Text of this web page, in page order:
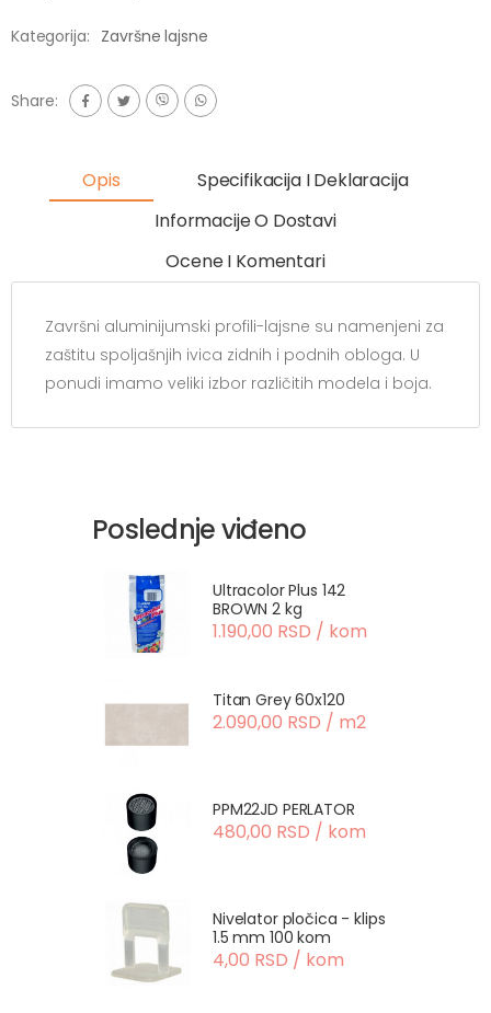
Kategorija: Završne lajsne
Share:
Opis
Specifikacija I Deklaracija
Informacije O Dostavi
Ocene I Komentari
Završni aluminijumski profili-lajsne su namenjeni za
zaštitu spoljašnjih ivica zidnih i podnih obloga. U
ponudi imamo veliki izbor različitih modela i boja.
Poslednje viđeno
Ultracolor Plus 142
BROWN 2 kg
1.190,00 RSD / kom
Titan Grey 60x120
2.090,00 RSD / m2
PPM22JD PERLATOR
480,00 RSD / kom
Nivelator pločica - klips
1.5 mm 100 kom
4,00 RSD / kom